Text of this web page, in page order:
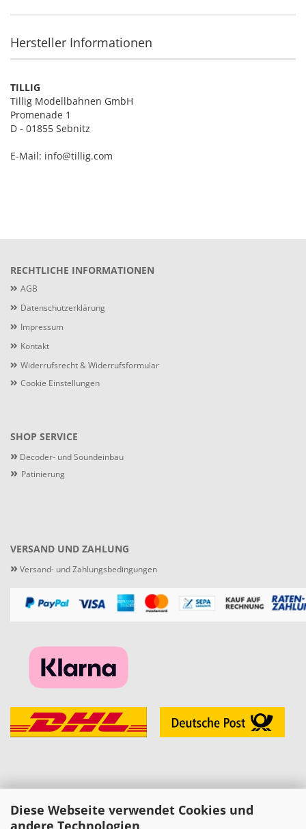
Diese Webseite verwendet Cookies und
andere Technologien
Hersteller Informationen
TILLIG
Tillig Modellbahnen GmbH
Promenade 1
D - 01855 Sebnitz
E-Mail: info@tillig.com
RECHTLICHE INFORMATIONEN
AGB
Datenschutzerklärung
Impressum
Kontakt
Widerrufsrecht & Widerrufsformular
Cookie Einstellungen
SHOP SERVICE
» Decoder- und Soundeinbau
» Patinierung
VERSAND UND ZAHLUNG
» Versand- und Zahlungsbedingungen
KONTAKT